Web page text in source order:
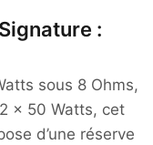
:
sous 8 Ohms,
x 50 Watts, cet
d’une réserve